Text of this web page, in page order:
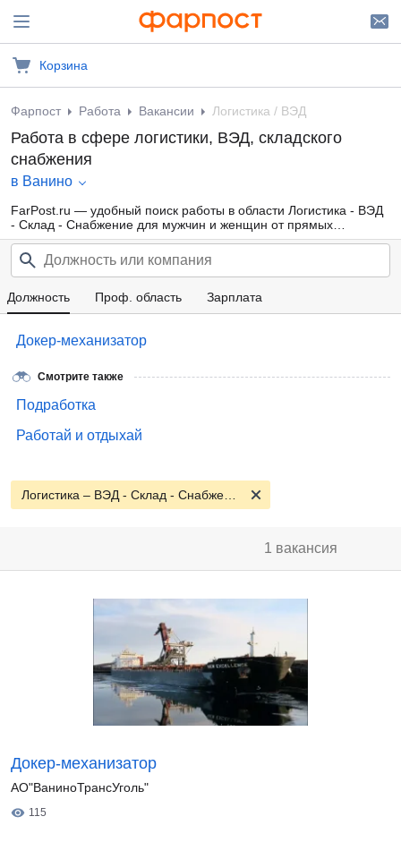
Корзина
Фарпост Работа Вакансии Логистика / ВЭД
Работа в сфере логистики, ВЭД, складского
снабжения
в Ванино
FarPost.ru — удобный поиск работы в области Логистика - ВЭД
- Склад - Снабжение для мужчин и женщин от прямых
работодателей, а также от кадровых агентств. Свежие вакансии
каждый день.
Должность Проф. область Зарплата
Докер-механизатор
Смотрите также
Подработка
Работай и отдыхай
1 вакансия
Докер-механизатор
АО"ВаниноТрансУголь"
115